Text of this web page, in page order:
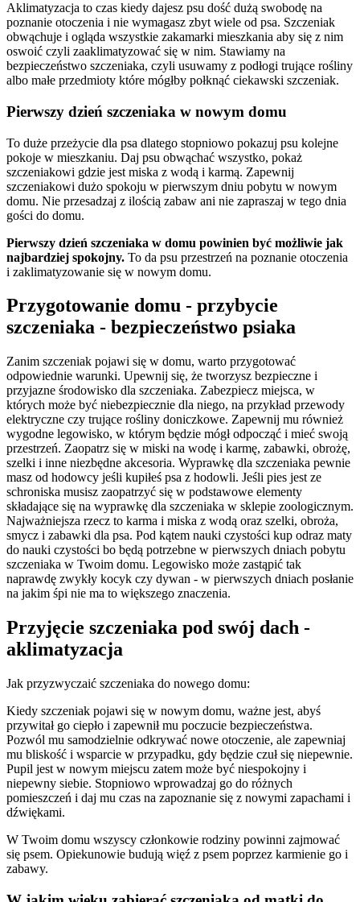
Aklimatyzacja to czas kiedy dajesz psu dość dużą swobodę na
poznanie otoczenia i nie wymagasz zbyt wiele od psa. Szczeniak
obwąchuje i ogląda wszystkie zakamarki mieszkania aby się z nim
oswoić czyli zaaklimatyzować się w nim. Stawiamy na
bezpieczeństwo szczeniaka, czyli usuwamy z podłogi trujące rośliny
albo małe przedmioty które mógłby połknąć ciekawski szczeniak.
Pierwszy dzień szczeniaka w nowym domu
To duże przeżycie dla psa dlatego stopniowo pokazuj psu kolejne
pokoje w mieszkaniu. Daj psu obwąchać wszystko, pokaż
szczeniakowi gdzie jest miska z wodą i karmą. Zapewnij
szczeniakowi dużo spokoju w pierwszym dniu pobytu w nowym
domu. Nie przesadzaj z ilością zabaw ani nie zapraszaj w tego dnia
gości do domu.
Pierwszy dzień szczeniaka w domu powinien być możliwie jak
najbardziej spokojny. To da psu przestrzeń na poznanie otoczenia
i zaklimatyzowanie się w nowym domu.
Przygotowanie domu - przybycie
szczeniaka - bezpieczeństwo psiaka
Zanim szczeniak pojawi się w domu, warto przygotować
odpowiednie warunki. Upewnij się, że tworzysz bezpieczne i
przyjazne środowisko dla szczeniaka. Zabezpiecz miejsca, w
których może być niebezpiecznie dla niego, na przykład przewody
elektryczne czy trujące rośliny doniczkowe. Zapewnij mu również
wygodne legowisko, w którym będzie mógł odpocząć i mieć swoją
przestrzeń. Zaopatrz się w miski na wodę i karmę, zabawki, obrożę,
szelki i inne niezbędne akcesoria. Wyprawkę dla szczeniaka pewnie
masz od hodowcy jeśli kupiłeś psa z hodowli. Jeśli pies jest ze
schroniska musisz zaopatrzyć się w podstawowe elementy
składające się na wyprawkę dla szczeniaka w sklepie zoologicznym.
Najważniejsza rzecz to karma i miska z wodą oraz szelki, obroża,
smycz i zabawki dla psa. Pod kątem nauki czystości kup odraz maty
do nauki czystości bo będą potrzebne w pierwszych dniach pobytu
szczeniaka w Twoim domu. Legowisko może zastąpić tak
naprawdę zwykły kocyk czy dywan - w pierwszych dniach posłanie
na jakim śpi nie ma to większego znaczenia.
Przyjęcie szczeniaka pod swój dach -
aklimatyzacja
Jak przyzwyczaić szczeniaka do nowego domu:
Kiedy szczeniak pojawi się w nowym domu, ważne jest, abyś
przywitał go ciepło i zapewnił mu poczucie bezpieczeństwa.
Pozwól mu samodzielnie odkrywać nowe otoczenie, ale zapewniaj
mu bliskość i wsparcie w przypadku, gdy będzie czuł się niepewnie.
Pupil jest w nowym miejscu zatem może być niespokojny i
niepewny siebie. Stopniowo wprowadzaj go do różnych
pomieszczeń i daj mu czas na zapoznanie się z nowymi zapachami i
dźwiękami.
W Twoim domu wszyscy członkowie rodziny powinni zajmować
się psem. Opiekunowie budują więź z psem poprzez karmienie go i
zabawy.